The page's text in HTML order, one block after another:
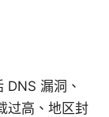
DNS 漏洞、
过高、地区封